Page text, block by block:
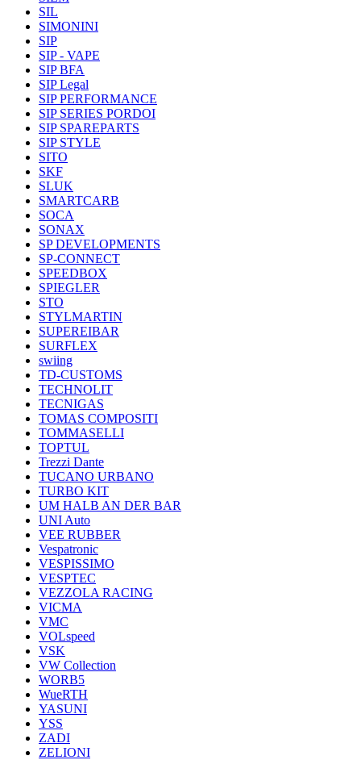
SIL
SIMONINI
SIP
SIP - VAPE
SIP BFA
SIP Legal
SIP PERFORMANCE
SIP SERIES PORDOI
SIP SPAREPARTS
SIP STYLE
SITO
SKF
SLUK
SMARTCARB
SOCA
SONAX
SP DEVELOPMENTS
SP-CONNECT
SPEEDBOX
SPIEGLER
STO
STYLMARTIN
SUPEREIBAR
SURFLEX
swiing
TD-CUSTOMS
TECHNOLIT
TECNIGAS
TOMAS COMPOSITI
TOMMASELLI
TOPTUL
Trezzi Dante
TUCANO URBANO
TURBO KIT
UM HALB AN DER BAR
UNI Auto
VEE RUBBER
Vespatronic
VESPISSIMO
VESPTEC
VEZZOLA RACING
VICMA
VMC
VOLspeed
VSK
VW Collection
WORB5
WueRTH
YASUNI
YSS
ZADI
ZELIONI